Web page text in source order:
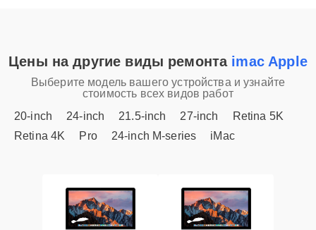
Цены на другие виды ремонта imac Apple
Выберите модель вашего устройства и узнайте
стоимость всех видов работ
20-inch
24-inch 21.5-inch 27-inch
Retina 5K
Retina 4K
Pro 24-inch M-series iMac